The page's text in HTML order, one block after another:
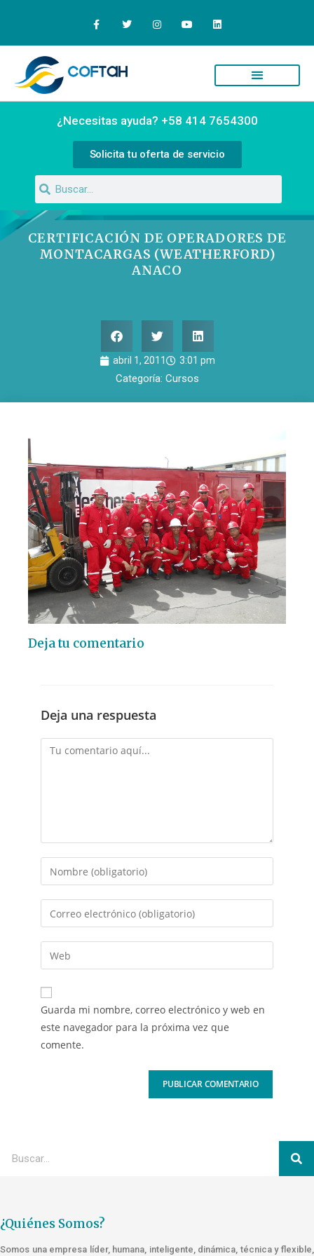
¿Necesitas ayuda? +58 414 7654300
Solicita tu oferta de servicio
CERTIFICACIÓN DE OPERADORES DE
MONTACARGAS (WEATHERFORD)
ANACO
abril 1, 2011 3:01 pm
Categoría: Cursos
Deja tu comentario
Deja una respuesta
Guarda mi nombre, correo electrónico y web en
este navegador para la próxima vez que
comente.
¿Quiénes Somos?
Somos una empresa líder, humana, inteligente, dinámica, técnica y flexible,